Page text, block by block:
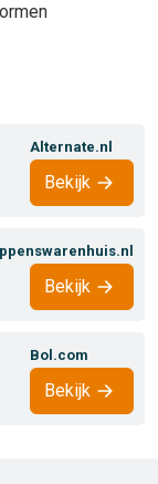
Alternate.nl
Bekijk
Bekijk
Bol.com
Bekijk